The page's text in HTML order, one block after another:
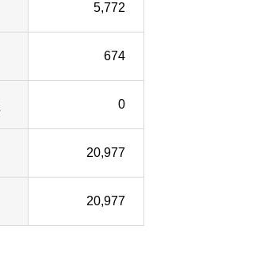
5,772
674
0
20,977
20,977